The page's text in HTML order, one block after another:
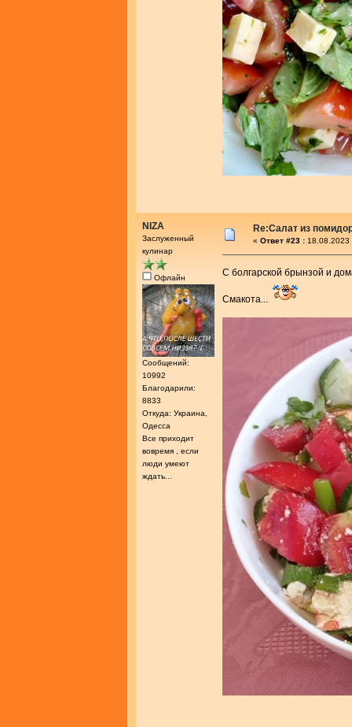
NIZA
Заслуженный
кулинар
Офлайн
Сообщений:
10992
Благодарили:
8833
Откуда: Украина,
Одесса
Все приходит
вовремя , если
люди умеют
ждать...
Re:Салат из
« Ответ #23 : 18.08.2023
С болгарской брынзой и
Смакота...